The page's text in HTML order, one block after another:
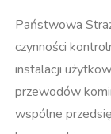
Państwowa
czynności
instalacji
przewodów
wspólne